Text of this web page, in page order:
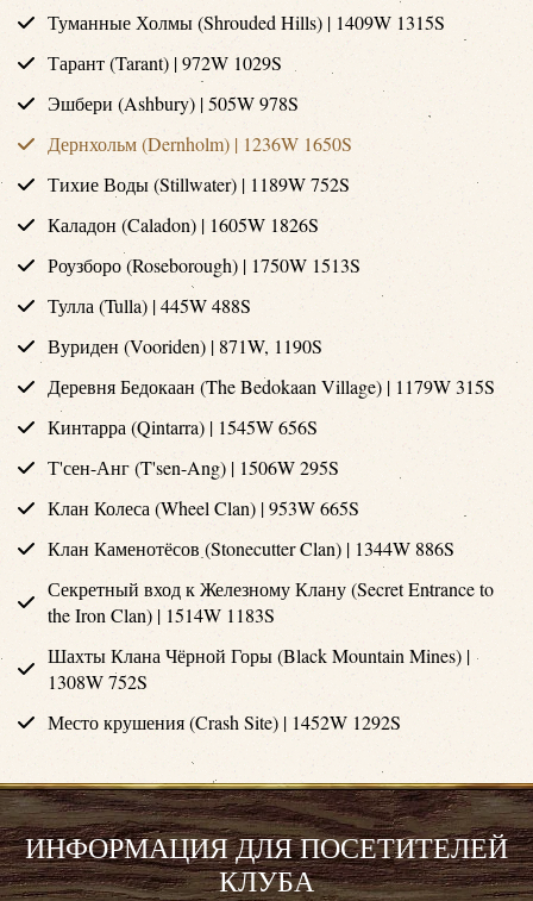
Туманные Холмы (Shrouded Hills) | 1409W 1315S
Тарант (Tarant) | 972W 1029S
Эшбери (Ashbury) | 505W 978S
Дернхольм (Dernholm) | 1236W 1650S
Тихие Воды (Stillwater) | 1189W 752S
Каладон (Caladon) | 1605W 1826S
Роузборо (Roseborough) | 1750W 1513S
Тулла (Tulla) | 445W 488S
Вуриден (Vooriden) | 871W, 1190S
Деревня Бедокаан (The Bedokaan Village) | 1179W 315S
Кинтарра (Qintarra) | 1545W 656S
Т'сен-Анг (T'sen-Ang) | 1506W 295S
Клан Колеса (Wheel Clan) | 953W 665S
Клан Каменотёсов (Stonecutter Clan) | 1344W 886S
Секретный вход к Железному Клану (Secret Entrance to
the Iron Clan) | 1514W 1183S
Шахты Клана Чёрной Горы (Black Mountain Mines) |
1308W 752S
Место крушения (Crash Site) | 1452W 1292S
ИНФОРМАЦИЯ ДЛЯ ПОСЕТИТЕЛЕЙ
КЛУБА